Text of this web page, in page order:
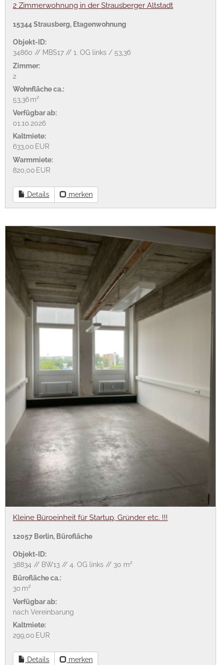
2 Zimmerwohnung in der Strausberger Altstadt
15344 Strausberg, Etagenwohnung
Objekt-ID:
34860 // MBS17 // 1. OG links / 53,36
Zimmer:
2
Wohnfläche ca.:
53,36 m²
Verfügbar ab:
01.10.2026
Kaltmiete:
633,00 EUR
Warmmiete:
820,00 EUR
Details merken
Kleine Büroeinheit für Startup, Gründer etc. !!!
12057 Berlin, Bürofläche
Objekt-ID:
38834 // BW13 // 4. OG links // 30 m²
Bürofläche ca.:
30 m²
Verfügbar ab:
nach Vereinbarung
Kaltmiete:
299,00 EUR
Details merken